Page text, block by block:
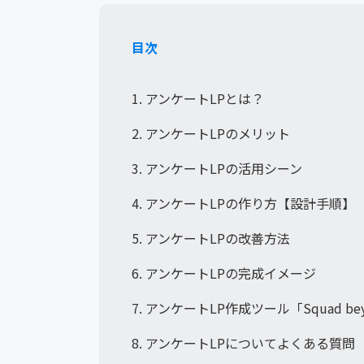
目次
1. アンケートLPとは？
2. アンケートLPのメリット
3. アンケートLPの活用シーン
4. アンケートLPの作り方【設計手順】
5. アンケートLPの改善方法
6. アンケートLPの完成イメージ
7. アンケートLP作成ツール「Squad
8. アンケートLPについてよくある質問